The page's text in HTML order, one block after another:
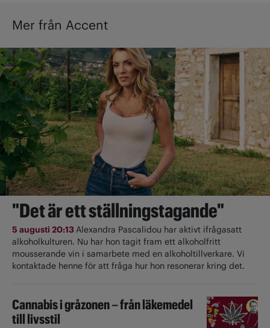
Mer från Accent
"Det är ett ställningstagande"
5 augusti 20:13 Alexandra Pascalidou har aktivt ifrågasatt
alkoholkulturen. Nu har hon tagit fram ett alkoholfritt
mousserande vin i samarbete med en alkoholtillverkare. Vi
kontaktade henne för att fråga hur hon resonerar kring det.
Cannabis i gråzonen – från läkemedel
till livsstil